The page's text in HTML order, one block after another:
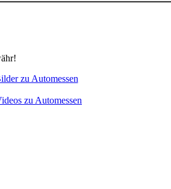
zu Automessen
zu Automessen